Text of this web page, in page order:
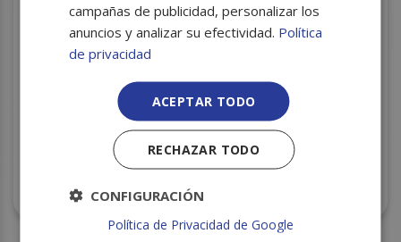
BOBINA INDUSTRIAL INNOVA PREMIUM PASTA
LAMINADA S/2
campañas de publicidad, personalizar los
anuncios y analizar su efectividad. Política
de privacidad
ACEPTAR TODO
RECHAZAR TODO
CONFIGURACIÓN
Política de Privacidad de Google